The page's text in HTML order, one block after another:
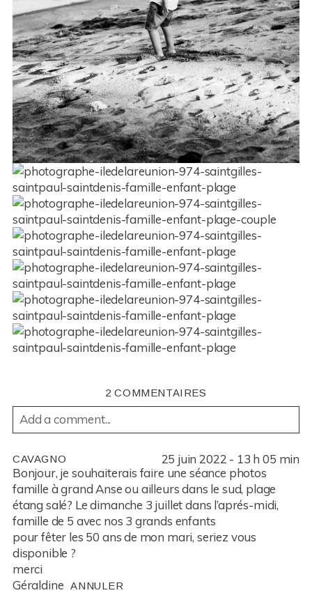
2 COMMENTAIRES
Add a comment...
REQUIRED FIELDS ARE MARKED *
CAVAGNO
25 juin 2022 - 13 h 05 min
Bonjour, je souhaiterais faire une séance photos
famille à grand Anse ou ailleurs dans le sud, plage
étang salé? Le dimanche 3 juillet dans l’aprés-midi,
famille de 5 avec nos 3 grands enfants
pour fêter les 50 ans de mon mari, seriez vous
disponible ?
merci
Géraldine
ANNULER